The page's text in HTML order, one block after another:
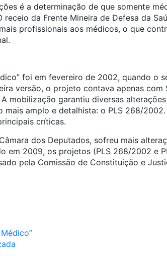
é a determinação de que somente
da Frente Mineira de Defesa da
profissionais aos médicos, o que
foi em fevereiro de 2002, quando o
versão, o projeto contava apenas com
mobilização garantiu diversas
amplo e detalhista: o PLS 268/
críticas.
dos Deputados, sofreu mais
em 2009, os projetos (PLS 268/2002 e
pela Comissão de Constituição e